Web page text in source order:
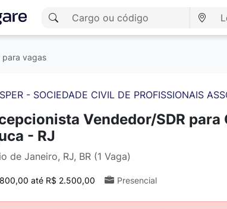
para vagas
- SOCIEDADE CIVIL DE PROFISSIONAIS
Vendedor/SDR
- RJ
de Janeiro, RJ, BR (1 Vaga)
até R$ 2.500,00 Presencial